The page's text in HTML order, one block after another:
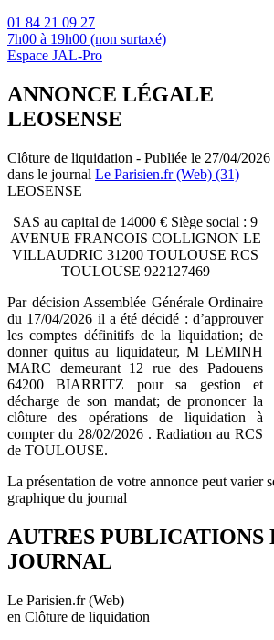
01 84 21 09 27
7h00 à 19h00 (non surtaxé)
Espace JAL-Pro
ANNONCE LÉGALE
LEOSENSE
Clôture de liquidation - Publiée le 27/04/2026
dans le journal Le Parisien.fr (Web) (31)
LEOSENSE
SAS au capital de 14000 € Siège social : 9
AVENUE FRANCOIS COLLIGNON LE
VILLAUDRIC 31200 TOULOUSE RCS
TOULOUSE 922127469
Par décision Assemblée Générale Ordinaire
du 17/04/2026 il a été décidé : d’approuver
les comptes définitifs de la liquidation; de
donner quitus au liquidateur, M LEMINH
MARC demeurant 12 rue des Padouens
64200 BIARRITZ pour sa gestion et
décharge de son mandat; de prononcer la
clôture des opérations de liquidation à
compter du 28/02/2026 . Radiation au RCS
de TOULOUSE.
La présentation de votre annonce peut varier
graphique du journal
AUTRES PUBLICATIONS
JOURNAL
Le Parisien.fr (Web)
en Clôture de liquidation